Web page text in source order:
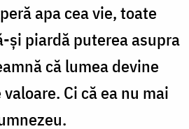
apa cea vie, toate
și piardă puterea asupra
că lumea devine
Ci că ea nu mai